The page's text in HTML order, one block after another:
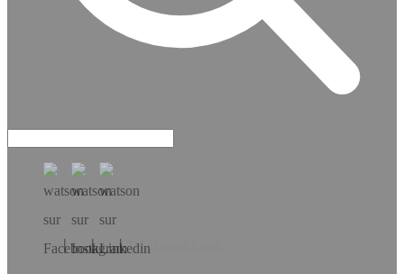
Téléchargez l’app!